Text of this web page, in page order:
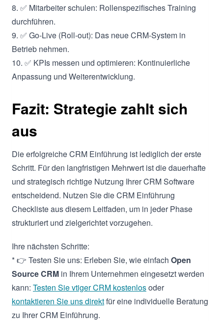
8. ✅ Mitarbeiter schulen: Rollenspezifisches Training
durchführen.
9. ✅ Go-Live (Roll-out): Das neue CRM-System in
Betrieb nehmen.
10. ✅ KPIs messen und optimieren: Kontinuierliche
Anpassung und Weiterentwicklung.
Fazit: Strategie zahlt sich
aus
Die erfolgreiche CRM Einführung ist lediglich der erste
Schritt. Für den langfristigen Mehrwert ist die dauerhafte
und strategisch richtige Nutzung Ihrer CRM Software
entscheidend. Nutzen Sie die CRM Einführung
Checkliste aus diesem Leitfaden, um in jeder Phase
strukturiert und zielgerichtet vorzugehen.
Ihre nächsten Schritte:
* 👉 Testen Sie uns: Erleben Sie, wie einfach Open
Source CRM in Ihrem Unternehmen eingesetzt werden
kann: Testen Sie vtiger CRM kostenlosoder
kontaktieren Sie uns direktfür eine individuelle Beratung
zu Ihrer CRM Einführung.